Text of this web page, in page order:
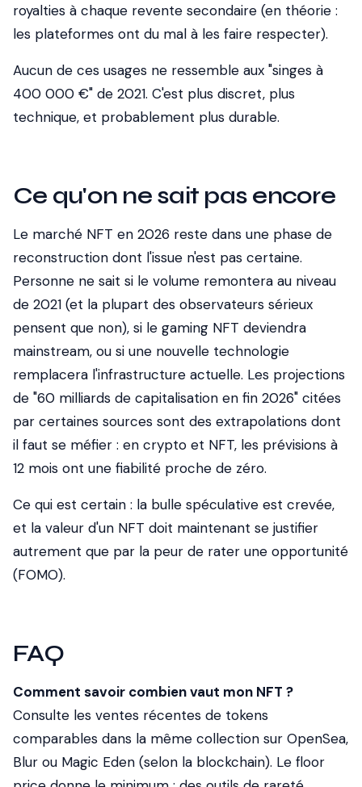
royalties à chaque revente secondaire (en théorie :
les plateformes ont du mal à les faire respecter).
Aucun de ces usages ne ressemble aux "singes à
400 000 €" de 2021. C'est plus discret, plus
technique, et probablement plus durable.
Ce qu'on ne sait pas encore
Le marché NFT en 2026 reste dans une phase de
reconstruction dont l'issue n'est pas certaine.
Personne ne sait si le volume remontera au niveau
de 2021 (et la plupart des observateurs sérieux
pensent que non), si le gaming NFT deviendra
mainstream, ou si une nouvelle technologie
remplacera l'infrastructure actuelle. Les projections
de "60 milliards de capitalisation en fin 2026" citées
par certaines sources sont des extrapolations dont
il faut se méfier : en crypto et NFT, les prévisions à
12 mois ont une fiabilité proche de zéro.
Ce qui est certain : la bulle spéculative est crevée,
et la valeur d'un NFT doit maintenant se justifier
autrement que par la peur de rater une opportunité
(FOMO).
FAQ
Comment savoir combien vaut mon NFT ?
Consulte les ventes récentes de tokens
comparables dans la même collection sur OpenSea,
Blur ou Magic Eden (selon la blockchain). Le floor